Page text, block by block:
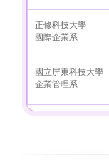
正修科技大學
國際企業系
國立屏東科技大學
企業管理系